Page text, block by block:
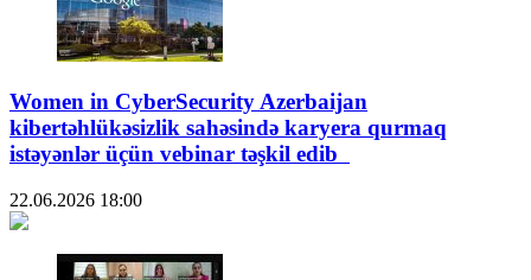
Women in CyberSecurity Azerbaijan
kibertəhlükəsizlik sahəsində karyera qurmaq
istəyənlər üçün vebinar təşkil edib
22.06.2026 18:00